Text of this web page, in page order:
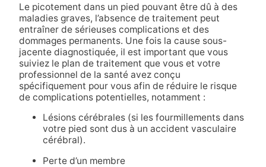
Le picotement dans un pied pouvant être dû à des
maladies graves, l’absence de traitement peut
entraîner de sérieuses complications et des
dommages permanents. Une fois la cause sous-
jacente diagnostiquée, il est important que vous
suiviez le plan de traitement que vous et votre
professionnel de la santé avez conçu
spécifiquement pour vous afin de réduire le risque
de complications potentielles, notamment :
Lésions cérébrales (si les fourmillements dans
votre pied sont dus à un accident vasculaire
cérébral).
Perte d’un membre